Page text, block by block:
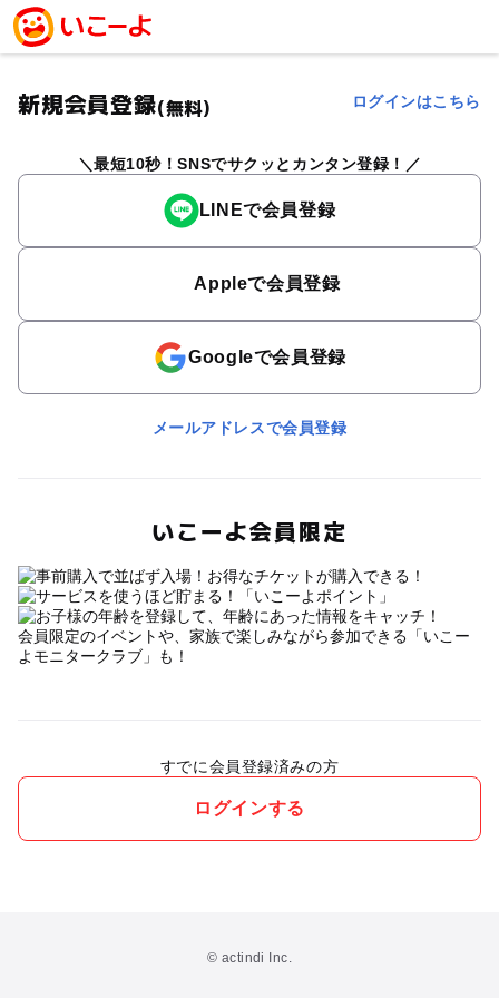
新規会員登録(無料) ログインはこちら
最短10秒！SNSでサクッとカンタン登録！
LINEで会員登録
Appleで会員登録
Googleで会員登録
メールアドレスで会員登録
いこーよ会員限定
会員限定のイベントや、家族で楽しみながら参加できる「いこー
よモニタークラブ」も！
すでに会員登録済みの方
ログインする
© actindi Inc.